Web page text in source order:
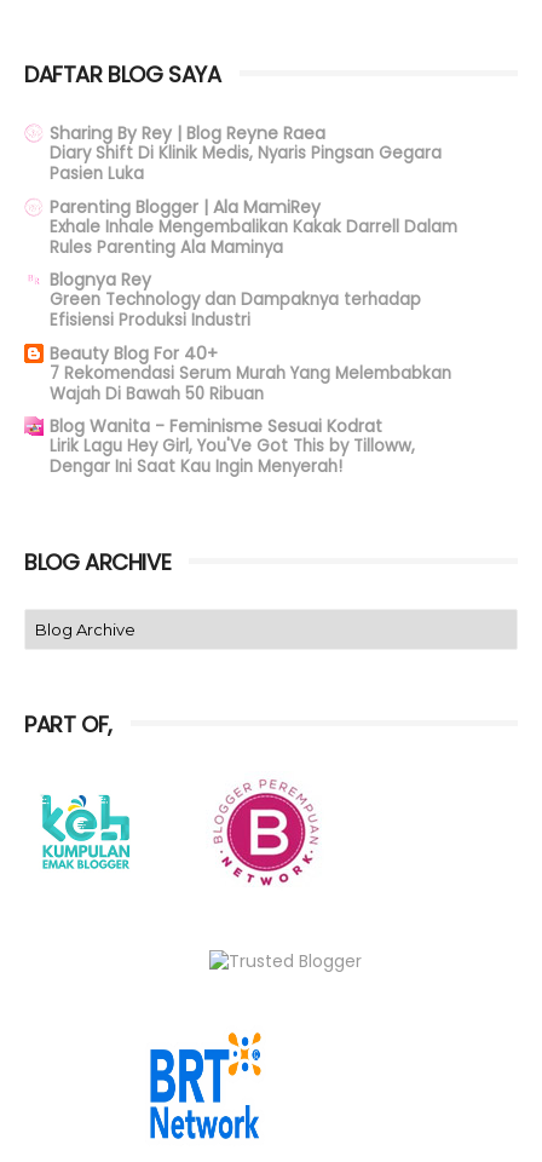
DAFTAR BLOG SAYA
Sharing By Rey | Blog Reyne Raea
Diary Shift Di Klinik Medis, Nyaris Pingsan Gegara
Pasien Luka
Parenting Blogger | Ala MamiRey
Exhale Inhale Mengembalikan Kakak Darrell Dalam
Rules Parenting Ala Maminya
Blognya Rey
Green Technology dan Dampaknya terhadap
Efisiensi Produksi Industri
Beauty Blog For 40+
7 Rekomendasi Serum Murah Yang Melembabkan
Wajah Di Bawah 50 Ribuan
Blog Wanita - Feminisme Sesuai Kodrat
Lirik Lagu Hey Girl, You'Ve Got This by Tilloww,
Dengar Ini Saat Kau Ingin Menyerah!
BLOG ARCHIVE
PART OF,